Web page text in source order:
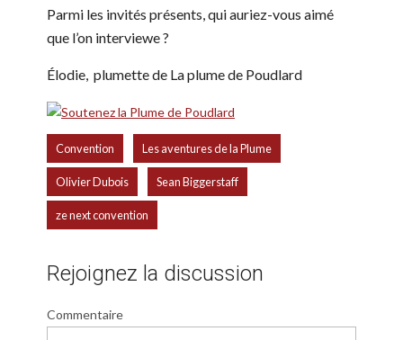
Parmi les invités présents, qui auriez-vous aimé
que l’on interviewe ?
Élodie, plumette de La plume de Poudlard
Convention Les aventures de la Plume
Olivier Dubois Sean Biggerstaff
ze next convention
Rejoignez la discussion
Commentaire